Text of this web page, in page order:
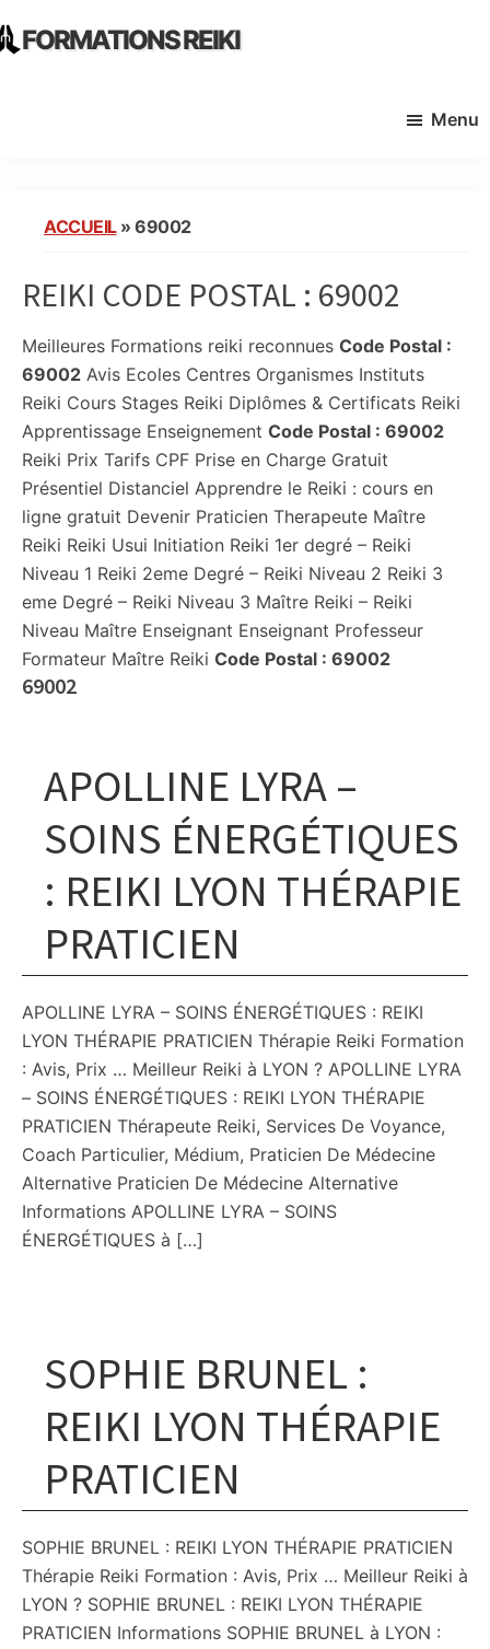
to
to FORMATIONS REIKI
Menu
ACCUEIL» 69002
REIKI CODE POSTAL : 69002
Meilleures Formations reiki reconnues Code Postal :
69002 Avis Ecoles Centres Organismes Instituts
Reiki Cours Stages Reiki Diplômes & Certificats Reiki
Apprentissage Enseignement Code Postal : 69002
Reiki Prix Tarifs CPF Prise en Charge Gratuit
Présentiel Distanciel Apprendre le Reiki : cours en
ligne gratuit Devenir Praticien Therapeute Maître
Reiki Reiki Usui Initiation Reiki 1er degré – Reiki
Niveau 1 Reiki 2eme Degré – Reiki Niveau 2 Reiki 3
eme Degré – Reiki Niveau 3 Maître Reiki – Reiki
Niveau Maître Enseignant Enseignant Professeur
Formateur Maître Reiki Code Postal : 69002
69002
APOLLINE LYRA –
SOINS ÉNERGÉTIQUES
: REIKI LYON THÉRAPIE
PRATICIEN
APOLLINE LYRA – SOINS ÉNERGÉTIQUES : REIKI
LYON THÉRAPIE PRATICIEN Thérapie Reiki Formation
: Avis, Prix … Meilleur Reiki à LYON ? APOLLINE LYRA
– SOINS ÉNERGÉTIQUES : REIKI LYON THÉRAPIE
PRATICIEN Thérapeute Reiki, Services De Voyance,
Coach Particulier, Médium, Praticien De Médecine
Alternative Praticien De Médecine Alternative
Informations APOLLINE LYRA – SOINS
ÉNERGÉTIQUES à […]
SOPHIE BRUNEL :
REIKI LYON THÉRAPIE
PRATICIEN
SOPHIE BRUNEL : REIKI LYON THÉRAPIE PRATICIEN
Thérapie Reiki Formation : Avis, Prix … Meilleur Reiki à
LYON ? SOPHIE BRUNEL : REIKI LYON THÉRAPIE
PRATICIEN Informations SOPHIE BRUNEL à LYON :